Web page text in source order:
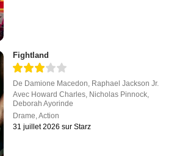
Fightland
De Damione Macedon, Raphael Jackson Jr.
Avec Howard Charles, Nicholas Pinnock,
Deborah Ayorinde
Drame,Action
31 juillet 2026 sur Starz